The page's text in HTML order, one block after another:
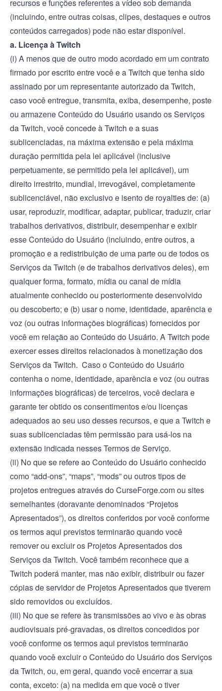
recursos e funções referentes a vídeo sob demanda
(incluindo, entre outras coisas, clipes, destaques e outros
conteúdos carregados) pode não estar disponível.
a. Licença à Twitch
(i) A menos que de outro modo acordado em um contrato
firmado por escrito entre você e a Twitch que tenha sido
assinado por um representante autorizado da Twitch,
caso você entregue, transmita, exiba, desempenhe, poste
ou armazene Conteúdo do Usuário usando os Serviços
da Twitch, você concede à Twitch e a suas
sublicenciadas, na máxima extensão e pela máxima
duração permitida pela lei aplicável (inclusive
perpetuamente, se permitido pela lei aplicável), um
direito irrestrito, mundial, irrevogável, completamente
sublicenciável, não exclusivo e isento de royalties de: (a)
usar, reproduzir, modificar, adaptar, publicar, traduzir, criar
trabalhos derivativos, distribuir, desempenhar e exibir
esse Conteúdo do Usuário (incluindo, entre outros, a
promoção e a redistribuição de uma parte ou de todos os
Serviços da Twitch (e de trabalhos derivativos deles), em
qualquer forma, formato, mídia ou canal de mídia
atualmente conhecido ou posteriormente desenvolvido
ou descoberto; e (b) usar o nome, identidade, aparência e
voz (ou outras informações biográficas) fornecidos por
você em relação ao Conteúdo do Usuário. A Twitch pode
exercer esses direitos relacionados à monetização dos
Serviços da Twitch. Caso o Conteúdo do Usuário
contenha o nome, identidade, aparência e voz (ou outras
informações biográficas) de terceiros, você declara e
garante ter obtido os consentimentos e/ou licenças
adequados ao seu uso desses recursos, e que a Twitch e
suas sublicenciadas têm permissão para usá-los na
extensão indicada nesses Termos de Serviço.
(ii) No que se refere ao Conteúdo do Usuário conhecido
como “add-ons”, “maps”, “mods” ou outros tipos de
projetos entregues através do CurseForge.com ou sites
semelhantes (doravante denominados “Projetos
Apresentados”), os direitos conferidos por você conforme
os termos aqui previstos terminarão quando você
remover ou excluir os Projetos Apresentados dos
Serviços da Twitch. Você também reconhece que a
Twitch poderá manter, mas não exibir, distribuir ou fazer
cópias de servidor de Projetos Apresentados que tiverem
sido removidos ou excluídos.
(iii) No que se refere às transmissões ao vivo e às obras
audiovisuais pré-gravadas, os direitos concedidos por
você conforme os termos aqui previstos terminarão
quando você excluir o Conteúdo do Usuário dos Serviços
da Twitch, ou, em geral, quando você encerrar a sua
conta, exceto: (a) na medida em que você o tiver